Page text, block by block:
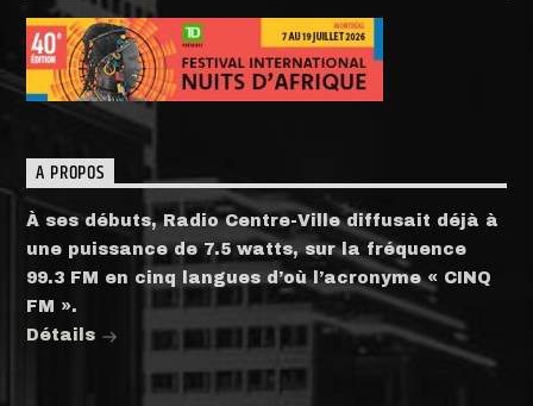
A PROPOS
À ses débuts, Radio Centre-Ville diffusait déjà à
une puissance de 7.5 watts, sur la fréquence
99.3 FM en cinq langues d’où l’acronyme « CINQ
FM ».
Détails